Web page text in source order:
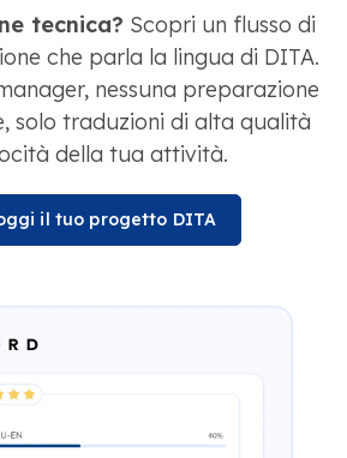
tecnica? Scopri un flusso di
che parla la lingua di DITA.
nessuna preparazione
solo traduzioni di alta qualità
della tua attività.
il tuo progetto DITA